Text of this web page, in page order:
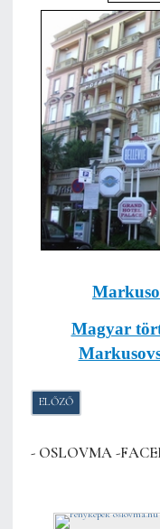
Magyar
ELŐZŐ CIKK:
ELŐZŐ
- OSLOVMA -